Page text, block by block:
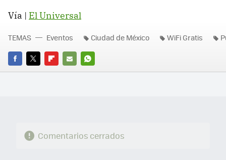
Vía | El Universal
FACEBOOK
TWITTERFLIPBOARD
E-
WHATSAPP
TEMAS Eventos Ciudad de México WiFi Gratis
Comentarios cerrados